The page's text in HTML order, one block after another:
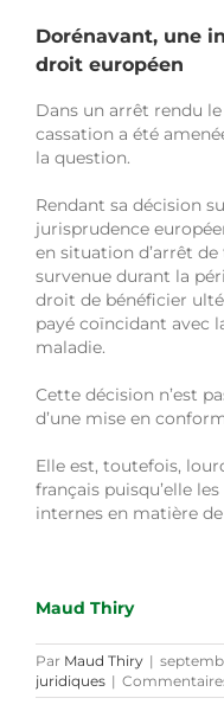
Dorénavant, une
droit européen
Dans un arrêt rendu
cassation a été
la question.
Rendant sa décision
jurisprudence
en situation d’arrêt
survenue durant la
droit de bénéficier
payé coïncidant avec
maladie.
Cette décision n’est
d’une mise en
Elle est, toutefois,
français puisqu’elle
internes en matière
Maud Thiry
Par Maud Thiry |
juridiques |